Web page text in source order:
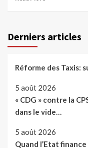
Derniers articles
Réforme des Taxis:
5 août 2026
« CDG » contre la
dans le vide…
5 août 2026
Quand l’Etat